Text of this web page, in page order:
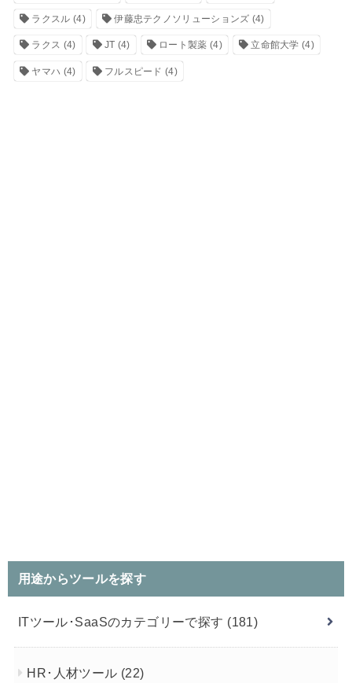
ラクスル (4) 伊藤忠テクノソリューションズ (4)
ラクス (4) JT (4) ロート製薬 (4) 立命館大学 (4)
ヤマハ (4) フルスピード (4)
用途からツールを探す
ITツール･SaaSのカテゴリーで探す (181)
HR･人材ツール (22)